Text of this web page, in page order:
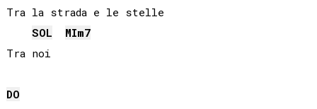
Tra la strada e le stelle
SOL
MIm7
Tra noi
DO